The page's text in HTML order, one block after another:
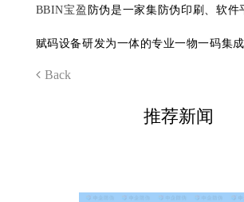
BBIN宝盈 防伪是一家集防伪印刷、软件
赋码设备研发为一体的专业一物一码集成
Back
推荐新闻